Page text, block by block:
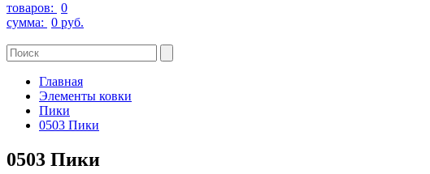
товаров: 0
сумма: 0 руб.
Главная
Элементы ковки
Пики
0503 Пики
0503 Пики